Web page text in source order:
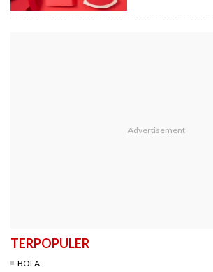
TERPOPULER
BOLA